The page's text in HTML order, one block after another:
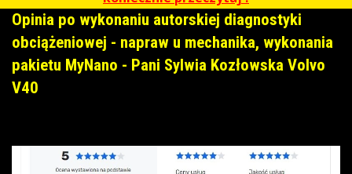
Opinia po wykonaniu autorskiej diagnostyki
obciążeniowej - napraw u mechanika, wykonania
pakietu MyNano - Pani Sylwia Kozłowska Volvo
V40